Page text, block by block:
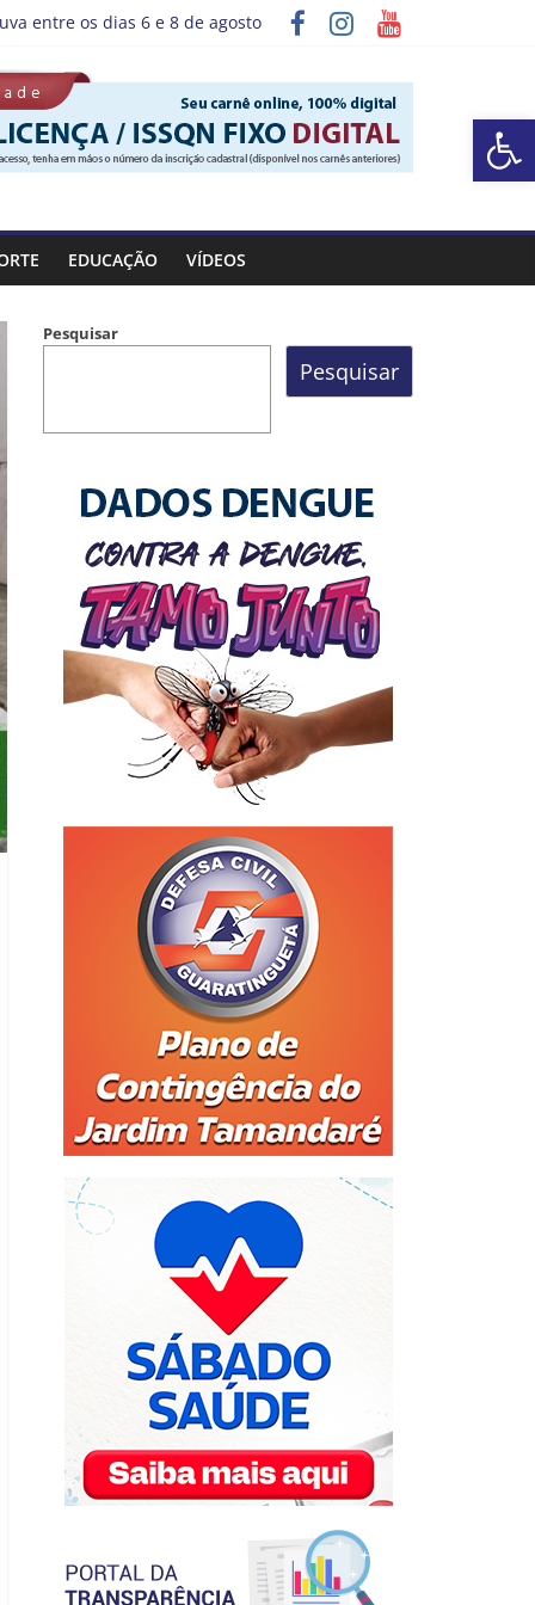
Barra de Ferramentas Aberta
entre os dias 6 e 8 de agosto
“Sábado Saúde”
EDUCAÇÃO VÍDEOS
Pesquisar
Pesquisar